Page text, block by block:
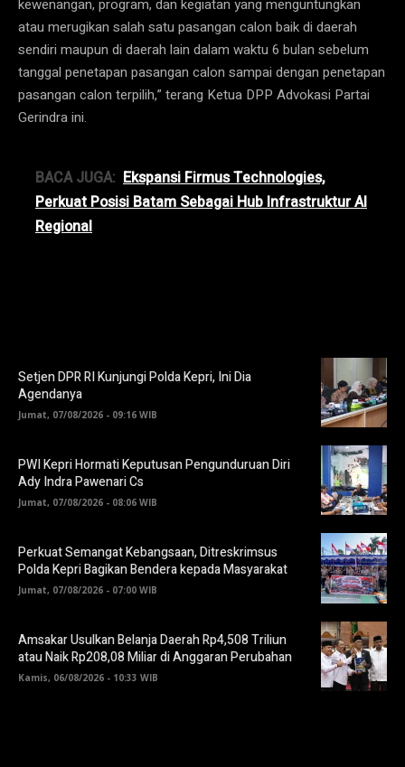
kewenangan, program, dan kegiatan yang menguntungkan
atau merugikan salah satu pasangan calon baik di daerah
sendiri maupun di daerah lain dalam waktu 6 bulan sebelum
tanggal penetapan pasangan calon sampai dengan penetapan
pasangan calon terpilih,” terang Ketua DPP Advokasi Partai
Gerindra ini.
BACA JUGA: Ekspansi Firmus Technologies,
Perkuat Posisi Batam Sebagai Hub Infrastruktur AI
Regional
Setjen DPR RI Kunjungi Polda Kepri, Ini Dia
Agendanya
Jumat, 07/08/2026 - 09:16 WIB
PWI Kepri Hormati Keputusan Pengunduruan Diri
Ady Indra Pawenari Cs
Jumat, 07/08/2026 - 08:06 WIB
Perkuat Semangat Kebangsaan, Ditreskrimsus
Polda Kepri Bagikan Bendera kepada Masyarakat
Jumat, 07/08/2026 - 07:00 WIB
Amsakar Usulkan Belanja Daerah Rp4,508 Triliun
atau Naik Rp208,08 Miliar di Anggaran Perubahan
Kamis, 06/08/2026 - 10:33 WIB